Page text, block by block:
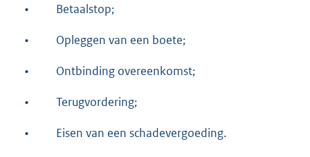
• Betaalstop;
• Opleggen van een boete;
• Ontbinding overeenkomst;
• Terugvordering;
• Eisen van een schadevergoeding.